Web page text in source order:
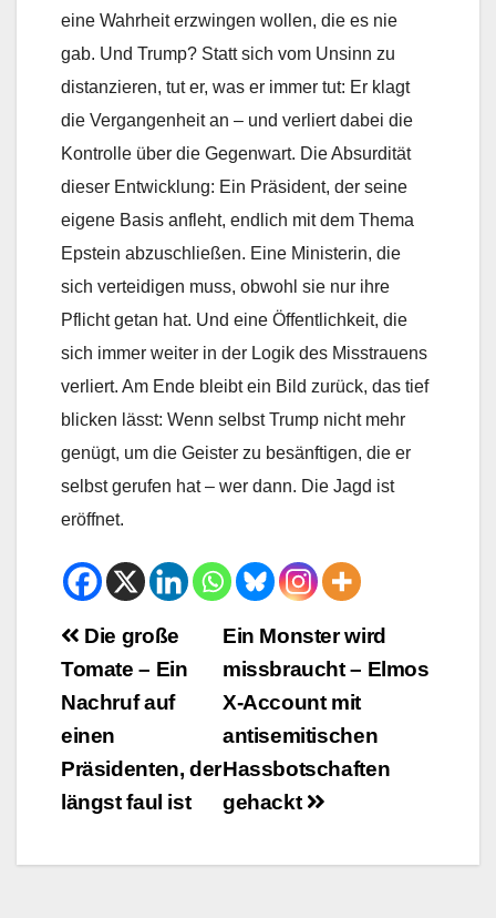
eine Wahrheit erzwingen wollen, die es nie
gab. Und Trump? Statt sich vom Unsinn zu
distanzieren, tut er, was er immer tut: Er klagt
die Vergangenheit an – und verliert dabei die
Kontrolle über die Gegenwart. Die Absurdität
dieser Entwicklung: Ein Präsident, der seine
eigene Basis anfleht, endlich mit dem Thema
Epstein abzuschließen. Eine Ministerin, die
sich verteidigen muss, obwohl sie nur ihre
Pflicht getan hat. Und eine Öffentlichkeit, die
sich immer weiter in der Logik des Misstrauens
verliert. Am Ende bleibt ein Bild zurück, das tief
blicken lässt: Wenn selbst Trump nicht mehr
genügt, um die Geister zu besänftigen, die er
selbst gerufen hat – wer dann. Die Jagd ist
eröffnet.
Beitrags-
Navigation
Ein Monster wird
missbraucht – Elmos
X-Account mit
antisemitischen
Hassbotschaften
gehackt
Die große
Tomate – Ein
Nachruf auf
einen
Präsidenten, der
längst faul ist